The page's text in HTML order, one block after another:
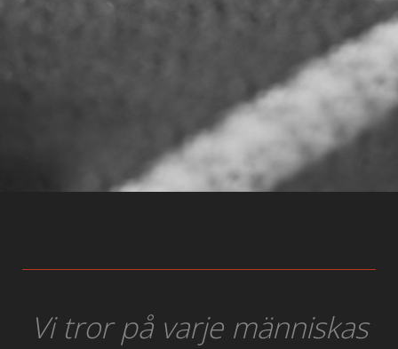
Vi tror på varje människas